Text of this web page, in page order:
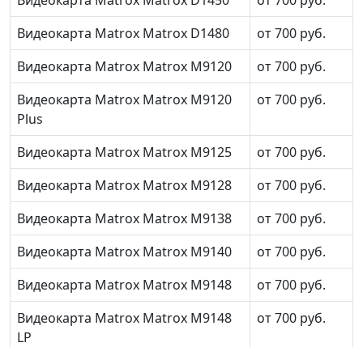
Видеокарта Matrox Matrox D1480
от 700 руб.
Видеокарта Matrox Matrox M9120
от 700 руб.
Видеокарта Matrox Matrox M9120
Plus
от 700 руб.
Видеокарта Matrox Matrox M9125
от 700 руб.
Видеокарта Matrox Matrox M9128
от 700 руб.
Видеокарта Matrox Matrox M9138
от 700 руб.
Видеокарта Matrox Matrox M9140
от 700 руб.
Видеокарта Matrox Matrox M9148
от 700 руб.
Видеокарта Matrox Matrox M9148
LP
от 700 руб.